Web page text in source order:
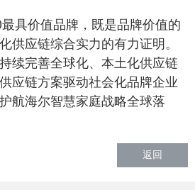
具价值品牌，既是品牌价值的
供应链综合实力的有力证明。
续完善全球化、本土化供应链
应链方案驱动社会化品牌企业
航海尔智慧家庭战略全球落
返回